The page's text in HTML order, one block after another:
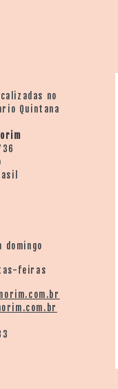
no
Quintana
feiras